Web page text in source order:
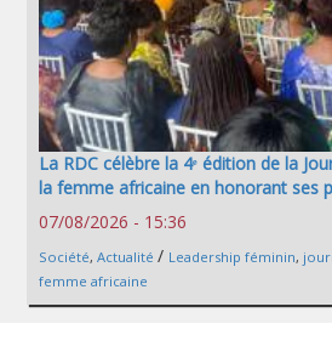
La RDC célèbre la 4ᵉ édition de la
la femme africaine en honorant ses
07/08/2026 - 15:36
Société, Actualité / Leadership féminin,
femme africaine